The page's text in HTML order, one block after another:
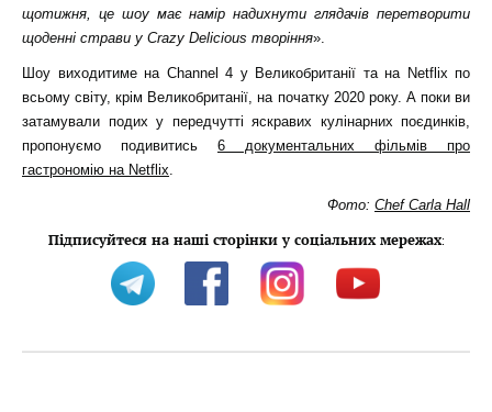
щотижня, це шоу має намір надихнути глядачів перетворити
щоденні страви у Crazy Delicious творіння».
Шоу виходитиме на Channel 4 у Великобританії та на Netflix по
всьому світу, крім Великобританії, на початку 2020 року. А поки ви
затамували подих у передчутті яскравих кулінарних поєдинків,
пропонуємо подивитись 6 документальних фільмів про
гастрономію на Netflix.
Фото: Chef Carla Hall
Підписуйтеся на наші сторінки у соціальних мережах: